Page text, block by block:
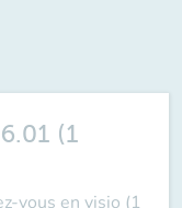
(1
vous en visio (1